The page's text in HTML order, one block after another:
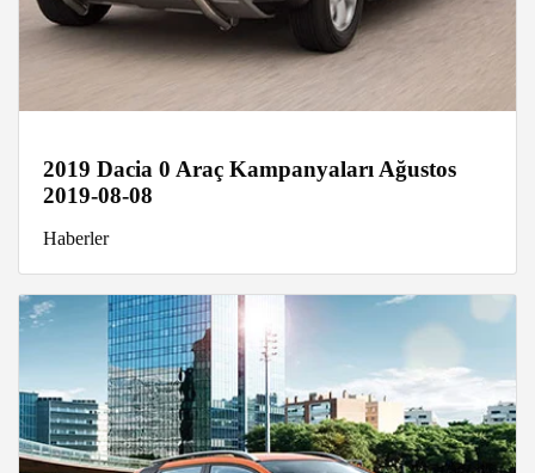
2019 Dacia 0 Araç Kampanyaları Ağustos
2019-08-08
Haberler